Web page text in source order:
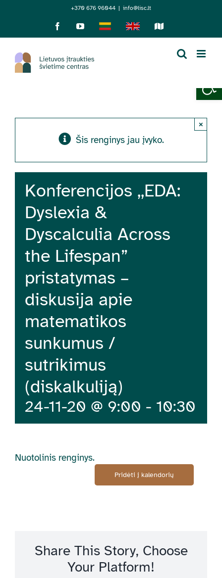
+370 676 96044 | info@lisc.lt
FacebookYouTubeLietuviškaiEnglish
Sensorinis
Šis renginys jau įvyko.
×
Konferencijos ,,EDA:
Dyslexia &
Dyscalculia Across
the Lifespan”
pristatymas –
diskusija apie
matematikos
sunkumus /
sutrikimus
(diskalkuliją)
24-11-20 @ 9:00 - 10:30
Nuotolinis renginys.
Pridėti į kalendorių
Share This Story, Choose
Your Platform!